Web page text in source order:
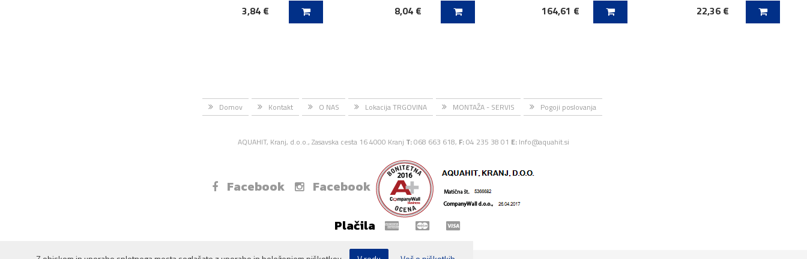
3,84 €
DODAJ V KOŠARICO 8,04 €
DODAJ V KOŠARICO 164,61 €
DODAJ V KOŠARICO 22,36 €
DODAJ V KOŠARICO
Domov Kontakt O NAS Lokacija TRGOVINA MONTAŽA - SERVIS Pogoji poslovanja
AQUAHIT, Kranj, d.o.o., Zasavska cesta 16 4000 Kranj T:068 663 618, F:04 235 38 01 E: Info@aquahit.si
Facebook Facebook
Plačila